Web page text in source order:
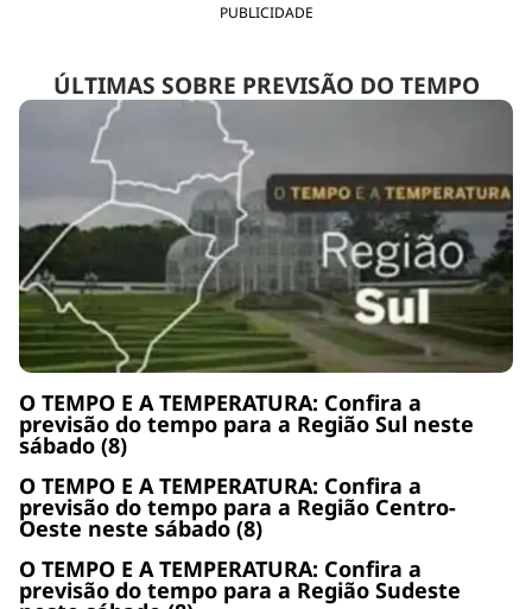
PUBLICIDADE
ÚLTIMAS SOBRE PREVISÃO DO TEMPO
O TEMPO E A TEMPERATURA: Confira a
previsão do tempo para a Região Sul neste
sábado (8)
O TEMPO E A TEMPERATURA: Confira a
previsão do tempo para a Região Centro-
Oeste neste sábado (8)
O TEMPO E A TEMPERATURA: Confira a
previsão do tempo para a Região Sudeste